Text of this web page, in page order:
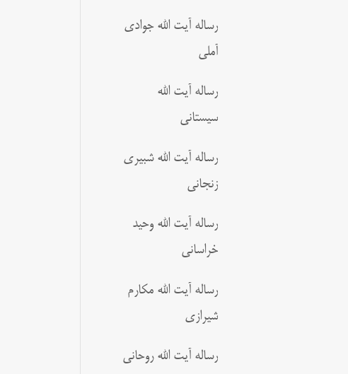
رساله آیت الله جوادی
آملی
رساله آیت الله
سیستانی
رساله آیت الله شبیری
زنجانی
رساله آیت الله وحید
خراسانی
رساله آیت الله مکارم
شیرازی
رساله آیت الله روحانی